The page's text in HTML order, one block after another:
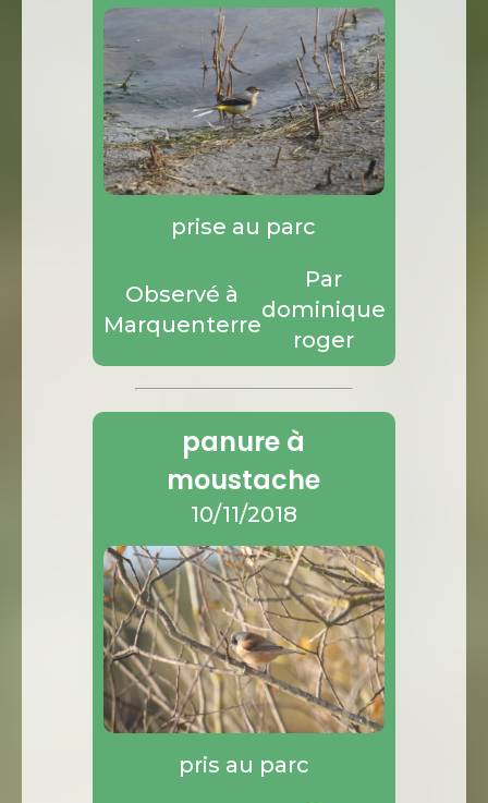
prise au parc
Observé à
Marquenterre
Par
dominique
roger
panure à
moustache
10/11/2018
pris au parc